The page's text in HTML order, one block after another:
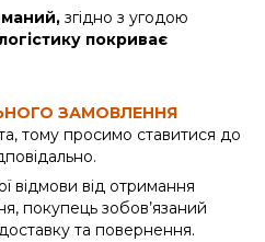
згідно з угодою
покриває
ЗАМОВЛЕННЯ
тому просимо ставитися до
відмови від отримання
покупець зобов’язаний
та повернення.